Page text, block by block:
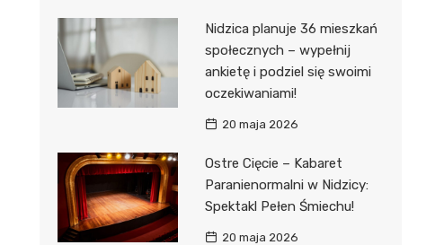
Nidzica planuje 36 mieszkań
społecznych – wypełnij
ankietę i podziel się swoimi
oczekiwaniami!
20 maja 2026
Ostre Cięcie – Kabaret
Paranienormalni w Nidzicy:
Spektakl Pełen Śmiechu!
20 maja 2026